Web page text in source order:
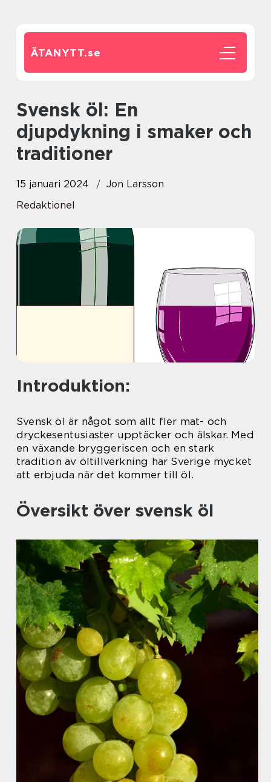
ÄTANYTT.se
Svensk öl: En
djupdykning i smaker och
traditioner
15 januari 2024
Jon Larsson
Redaktionel
Introduktion:
Svensk öl är något som allt fler mat- och
dryckesentusiaster upptäcker och älskar. Med
en växande bryggeriscen och en stark
tradition av öltillverkning har Sverige mycket
att erbjuda när det kommer till öl.
Översikt över svensk öl